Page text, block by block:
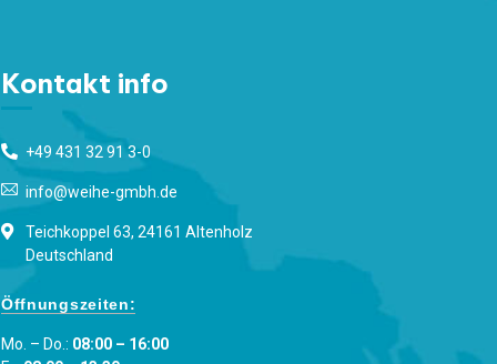
Kontakt info
+49 431 32 91 3-0
info@weihe-gmbh.de
Teichkoppel 63, 24161 Altenholz
Deutschland
Öffnungszeiten:
Mo. – Do.: 08:00 – 16:00